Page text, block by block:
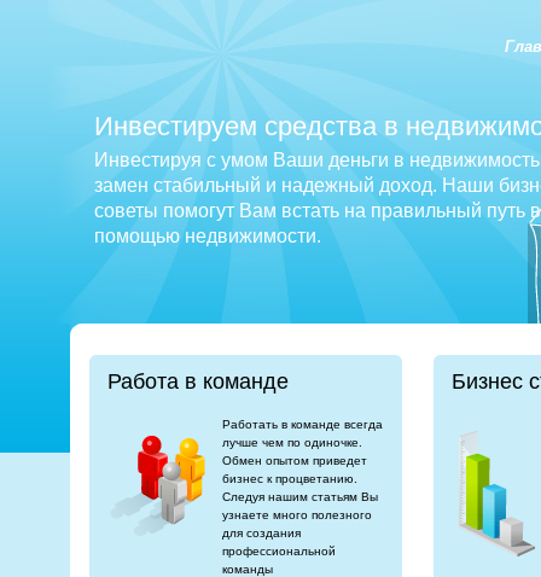
Инвестируем средства в
Инвестируя с умом Ваши деньги в
замен стабильный и надежный доход. Наши
советы помогут Вам встать на правильный путь
помощью недвижимости.
Работа в команде
Работать в команде всегда
лучше чем по одиночке.
Обмен опытом приведет
бизнес к процветанию.
Следуя нашим статьям Вы
узнаете много полезного
для создания
профессиональной
команды
Бизнес